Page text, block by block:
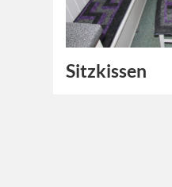
Sitzkissen